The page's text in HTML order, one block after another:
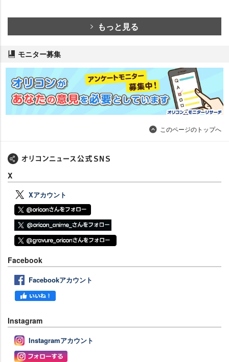
もっと見る
モニター募集
このページのトップへ
X
Xアカウント
Facebook
Facebookアカウント
Instagram
Instagramアカウント